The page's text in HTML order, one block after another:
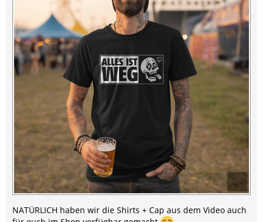
NATÜRLICH haben wir die Shirts + Cap aus dem Video auch